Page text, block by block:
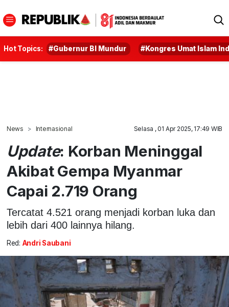
Hot Topics: #Gubernur BI Mundur #Kongres Umat Islam
News Internasional Selasa , 01 Apr 2025, 17:49 WIB
Update: Korban Meninggal
Akibat Gempa Myanmar
Capai 2.719 Orang
Tercatat 4.521 orang menjadi korban luka dan
lebih dari 400 lainnya hilang.
Red: Andri Saubani